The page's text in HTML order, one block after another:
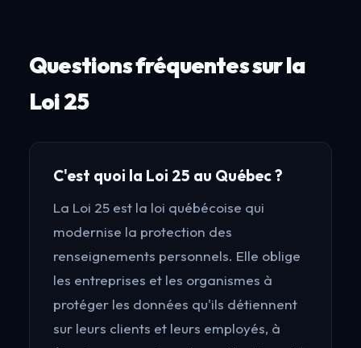
Questions fréquentes sur la
Loi 25
C'est quoi la Loi 25 au Québec ?
La Loi 25 est la loi québécoise qui
modernise la protection des
renseignements personnels. Elle oblige
les entreprises et les organismes à
protéger les données qu'ils détiennent
sur leurs clients et leurs employés, à